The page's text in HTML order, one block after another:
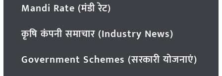
Mandi Rate (मंडी रेट)
कृषि कंपनी समाचार (Industry News)
Government Schemes (सरकारी योजनाएं)